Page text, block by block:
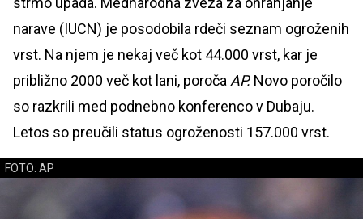
narave (IUCN) je posodobila rdeči seznam ogroženih
vrst. Na njem je nekaj več kot 44.000 vrst, kar je
približno 2000 več kot lani, poroča AP. Novo poročilo
so razkrili med podnebno konferenco v Dubaju.
Letos so preučili status ogroženosti 157.000 vrst.
FOTO: AP